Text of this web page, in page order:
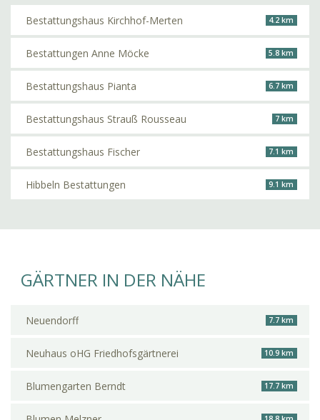
Bestattungshaus Kirchhof-Merten 4.2 km
Bestattungen Anne Möcke 5.8 km
Bestattungshaus Pianta 6.7 km
Bestattungshaus Strauß Rousseau 7 km
Bestattungshaus Fischer 7.1 km
Hibbeln Bestattungen 9.1 km
GÄRTNER IN DER NÄHE
Neuendorff 7.7 km
Neuhaus oHG Friedhofsgärtnerei 10.9 km
Blumengarten Berndt 17.7 km